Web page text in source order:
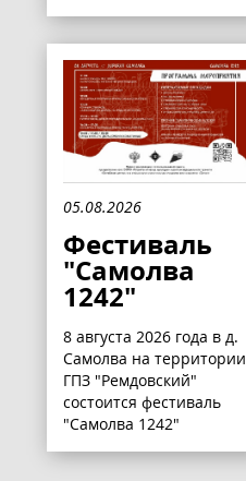
05.08.2026
Фестиваль
"Самолва
1242"
8 августа 2026 года в д.
Самолва на территории
ГПЗ "Ремдовский"
состоится фестиваль
"Самолва 1242"